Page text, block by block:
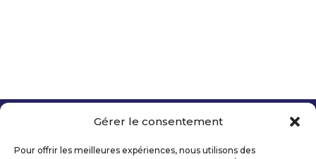
Gérer le consentement
Pour offrir les meilleures expériences, nous utilisons des